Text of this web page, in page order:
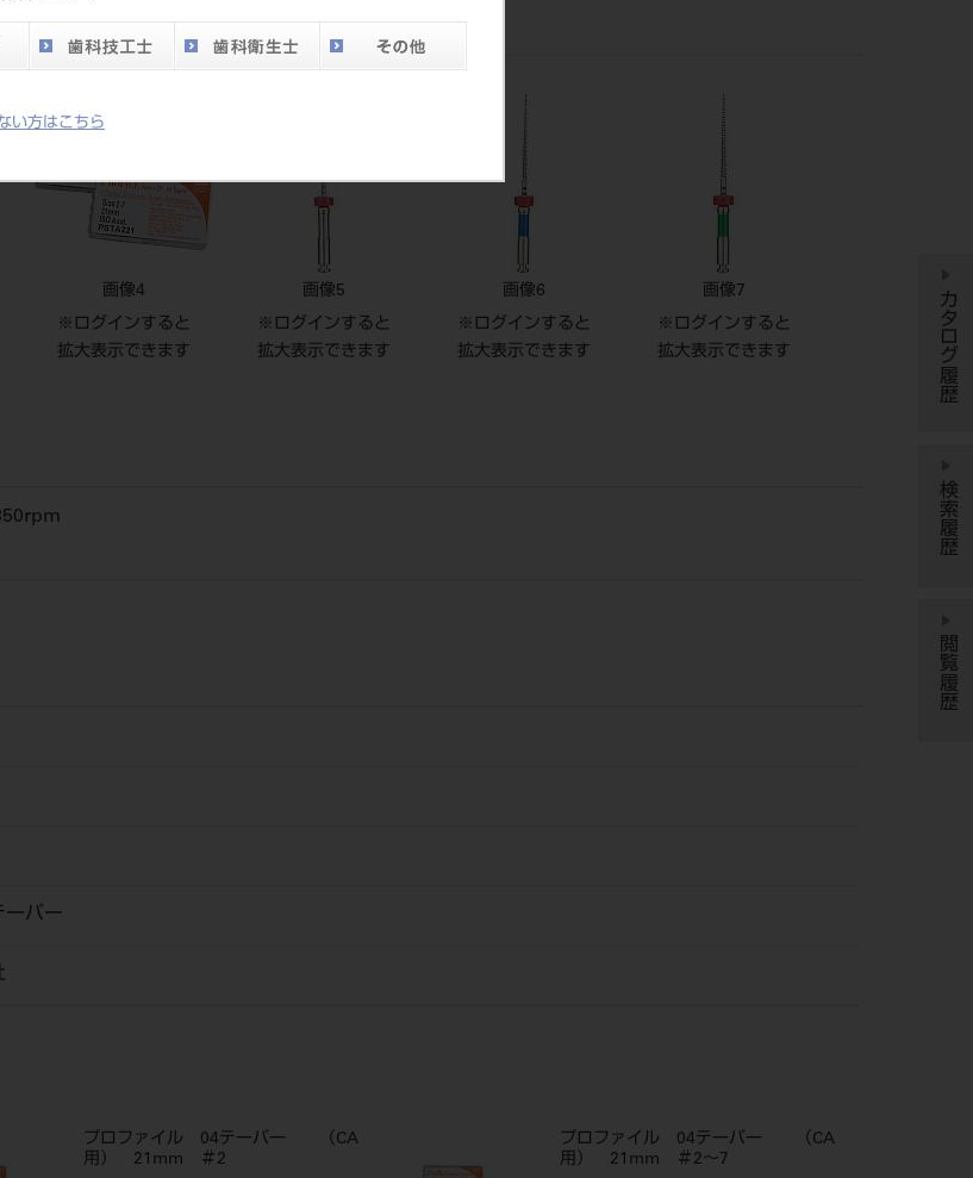
い方はこちら
ジ
画像4
※ログインすると
拡大表示できます
画像5
※ログインすると
拡大表示できます
画像6
※ログインすると
拡大表示できます
画像7
※ログインすると
拡大表示できます
パー
プロファイル 04テーパー （CA
用） 21mm ＃2
プロファイル 04テーパー （CA
用） 21mm ＃2～7
カタログ履歴
検索履歴
閲覧履歴